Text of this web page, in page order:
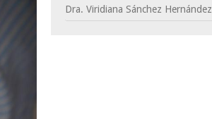
Dra. Viridiana Sánchez Hernández